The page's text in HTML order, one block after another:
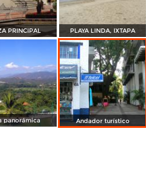
PRINCIPAL PLAYA LINDA, IXTAPA
panorámica Andador turístico